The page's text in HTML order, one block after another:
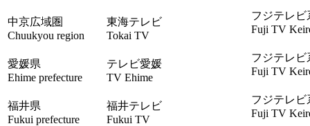
中京広域圏
Chuukyou region
東海テレビ
Tokai TV
フジテレビ
Fuji TV
愛媛県
Ehime prefecture
テレビ愛媛
TV Ehime
フジテレビ
Fuji TV
福井県
Fukui prefecture
福井テレビ
Fukui TV
フジテレビ
Fuji TV